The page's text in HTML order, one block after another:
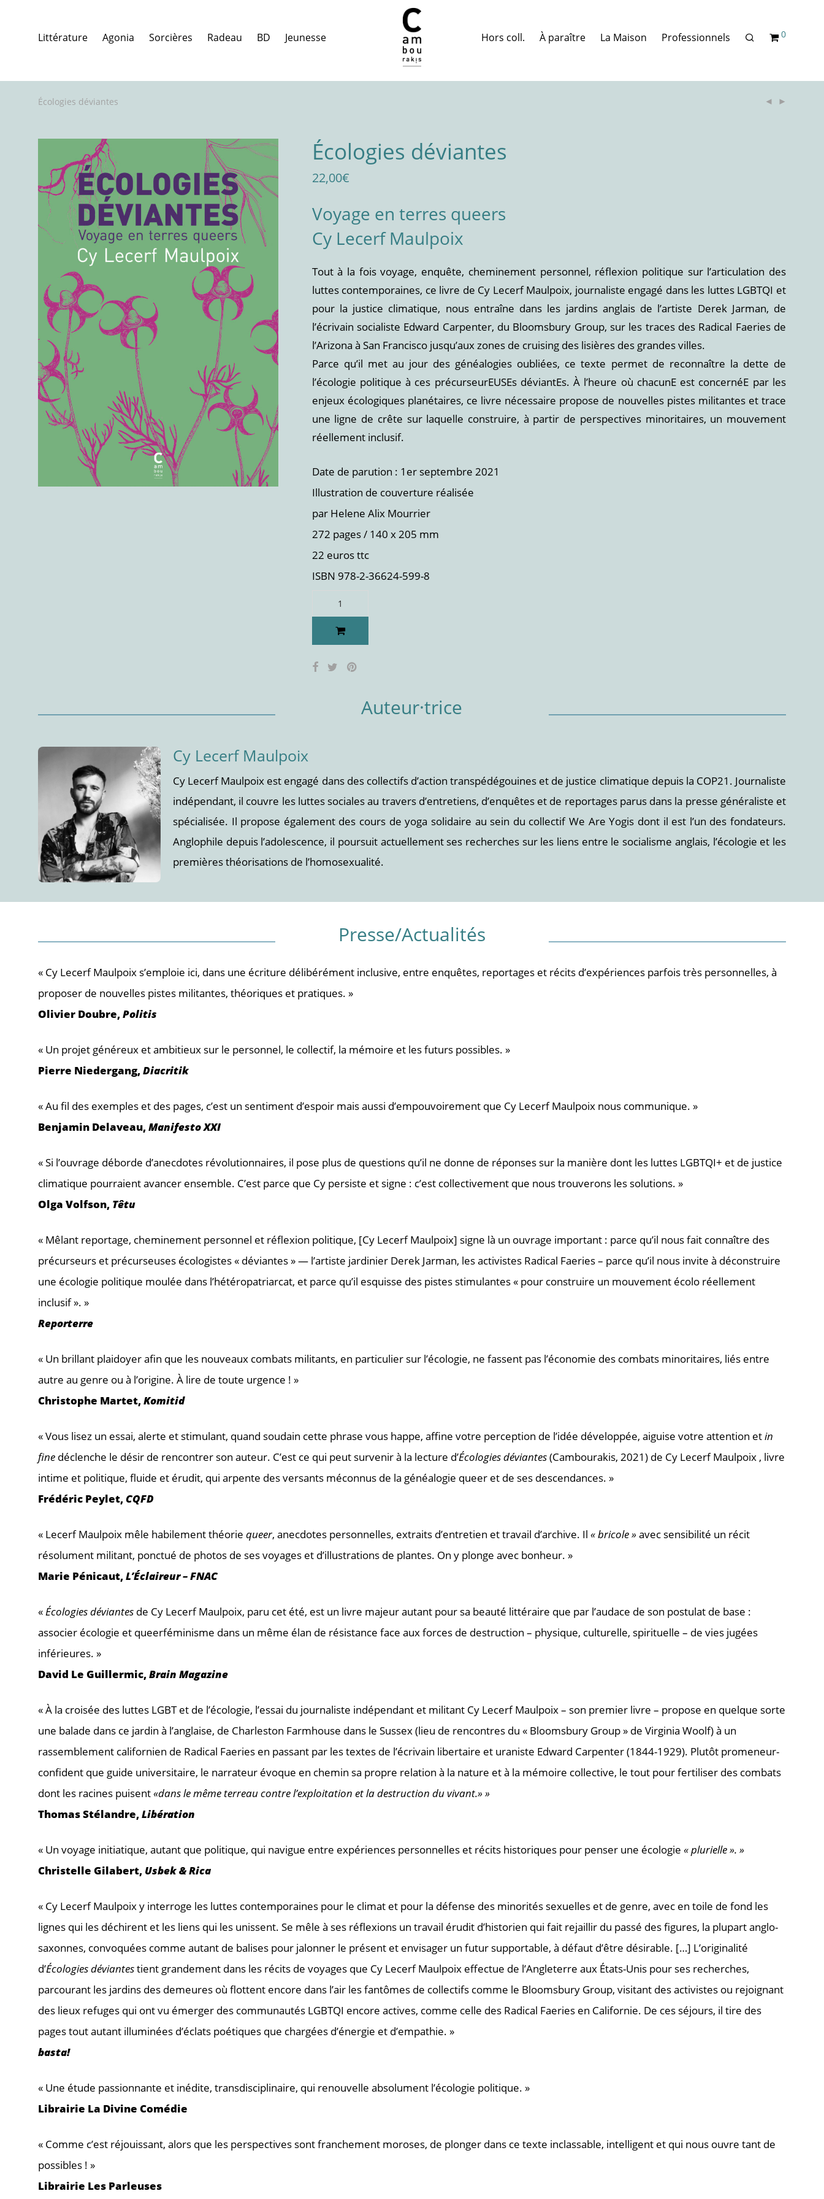
Littérature Agonia Sorcières Radeau BD Jeunesse Hors coll. À paraître La Maison Professionnels 0
Écologies déviantes
Écologies déviantes
22,00€
Voyage en terres queers
Cy Lecerf Maulpoix
Tout à la fois voyage, enquête, cheminement personnel, réflexion politique sur l’articulation des
luttes contemporaines, ce livre de Cy Lecerf Maulpoix, journaliste engagé dans les luttes LGBTQI et
pour la justice climatique, nous entraîne dans les jardins anglais de l’artiste Derek Jarman, de
l’écrivain socialiste Edward Carpenter, du Bloomsbury Group, sur les traces des Radical Faeries de
l’Arizona à San Francisco jusqu’aux zones de cruising des lisières des grandes villes.
Parce qu’il met au jour des généalogies oubliées, ce texte permet de reconnaître la dette de
l’écologie politique à ces précurseurEUSEs déviantEs. À l’heure où chacunE est concernéE par les
enjeux écologiques planétaires, ce livre nécessaire propose de nouvelles pistes militantes et trace
une ligne de crête sur laquelle construire, à partir de perspectives minoritaires, un mouvement
réellement inclusif.
Date de parution : 1er septembre 2021
Illustration de couverture réalisée
par Helene Alix Mourrier
272 pages / 140 x 205 mm
22 euros ttc
ISBN 978-2-36624-599-8
Auteur·trice
Cy Lecerf Maulpoix
Cy Lecerf Maulpoix est engagé dans des collectifs d’action transpédégouines et de justice climatique depuis la COP21. Journaliste
indépendant, il couvre les luttes sociales au travers d’entretiens, d’enquêtes et de reportages parus dans la presse généraliste et
spécialisée. Il propose également des cours de yoga solidaire au sein du collectif We Are Yogis dont il est l’un des fondateurs.
Anglophile depuis l’adolescence, il poursuit actuellement ses recherches sur les liens entre le socialisme anglais, l’écologie et les
premières théorisations de l’homosexualité.
Presse/Actualités
« Cy Lecerf Maulpoix s’emploie ici, dans une écriture délibérément inclusive, entre enquêtes, reportages et récits d’expériences parfois très personnelles, à
proposer de nouvelles pistes militantes, théoriques et pratiques. »
Olivier Doubre,Politis
« Un projet généreux et ambitieux sur le personnel, le collectif, la mémoire et les futurs possibles. »
Pierre Niedergang,Diacritik
« Au fil des exemples et des pages, c’est un sentiment d’espoir mais aussi d’empouvoirement que Cy Lecerf Maulpoix nous communique. »
Benjamin Delaveau,Manifesto XXI
« Si l’ouvrage déborde d’anecdotes révolutionnaires, il pose plus de questions qu’il ne donne de réponses sur la manière dont les luttes LGBTQI+ et de justice
climatique pourraient avancer ensemble. C’est parce que Cy persiste et signe : c’est collectivement que nous trouverons les solutions. »
Olga Volfson, Têtu
« Mêlant reportage, cheminement personnel et réflexion politique, [Cy Lecerf Maulpoix] signe là un ouvrage important : parce qu’il nous fait connaître des
précurseurs et précurseuses écologistes « déviantes » — l’artiste jardinier Derek Jarman, les activistes Radical Faeries – parce qu’il nous invite à déconstruire
une écologie politique moulée dans l’hétéropatriarcat, et parce qu’il esquisse des pistes stimulantes « pour construire un mouvement écolo réellement
inclusif ». »
Reporterre
« Un brillant plaidoyer afin que les nouveaux combats militants, en particulier sur l’écologie, ne fassent pas l’économie des combats minoritaires, liés entre
autre au genre ou à l’origine. À lire de toute urgence ! »
Christophe Martet,Komitid
« Vous lisez un essai, alerte et stimulant, quand soudain cette phrase vous happe, affine votre perception de l’idée développée, aiguise votre attention etin
fine déclenche le désir de rencontrer son auteur. C’est ce qui peut survenir à la lecture d’Écologies déviantes(Cambourakis, 2021) de Cy Lecerf Maulpoix , livre
intime et politique, fluide et érudit, qui arpente des versants méconnus de la généalogie queer et de ses descendances. »
Frédéric Peylet,CQFD
« Lecerf Maulpoix mêle habilement théorie queer, anecdotes personnelles, extraits d’entretien et travail d’archive. Il « bricole »avec sensibilité un récit
résolument militant, ponctué de photos de ses voyages et d’illustrations de plantes. On y plonge avec bonheur. »
Marie Pénicaut,L’Éclaireur – FNAC
« Écologies déviantes de Cy Lecerf Maulpoix, paru cet été, est un livre majeur autant pour sa beauté littéraire que par l’audace de son postulat de base :
associer écologie et queerféminisme dans un même élan de résistance face aux forces de destruction – physique, culturelle, spirituelle – de vies jugées
inférieures. »
David Le Guillermic,Brain Magazine
« À la croisée des luttes LGBT et de l’écologie, l’essai du journaliste indépendant et militant Cy Lecerf Maulpoix – son premier livre – propose en quelque sorte
une balade dans ce jardin à l’anglaise, de Charleston Farmhouse dans le Sussex (lieu de rencontres du « Bloomsbury Group » de Virginia Woolf) à un
rassemblement californien de Radical Faeries en passant par les textes de l’écrivain libertaire et uraniste Edward Carpenter (1844-1929). Plutôt promeneur-
confident que guide universitaire, le narrateur évoque en chemin sa propre relation à la nature et à la mémoire collective, le tout pour fertiliser des combats
dont les racines puisent«dans le même terreau contre l’exploitation et la destruction du vivant.» »
Thomas Stélandre,Libération
« Un voyage initiatique, autant que politique, qui navigue entre expériences personnelles et récits historiques pour penser une écologie « plurielle ». »
Christelle Gilabert, Usbek & Rica
« Cy Lecerf Maulpoix y interroge les luttes contemporaines pour le climat et pour la défense des minorités sexuelles et de genre, avec en toile de fond les
lignes qui les déchirent et les liens qui les unissent. Se mêle à ses réflexions un travail érudit d’historien qui fait rejaillir du passé des figures, la plupart anglo-
saxonnes, convoquées comme autant de balises pour jalonner le présent et envisager un futur supportable, à défaut d’être désirable. […] L’originalité
d’Écologies déviantestient grandement dans les récits de voyages que Cy Lecerf Maulpoix effectue de l’Angleterre aux États-Unis pour ses recherches,
parcourant les jardins des demeures où flottent encore dans l’air les fantômes de collectifs comme le Bloomsbury Group, visitant des activistes ou rejoignant
des lieux refuges qui ont vu émerger des communautés LGBTQI encore actives, comme celle des Radical Faeries en Californie. De ces séjours, il tire des
pages tout autant illuminées d’éclats poétiques que chargées d’énergie et d’empathie. »
basta!
« Une étude passionnante et inédite, transdisciplinaire, qui renouvelle absolument l’écologie politique. »
Librairie La Divine Comédie
« Comme c’est réjouissant, alors que les perspectives sont franchement moroses, de plonger dans ce texte inclassable, intelligent et qui nous ouvre tant de
possibles ! »
Librairie Les Parleuses